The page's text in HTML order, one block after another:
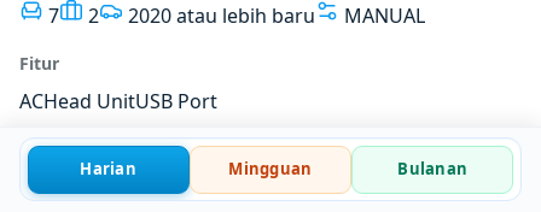
7 2 2020 atau lebih baru MANUAL
Fitur
ACHead UnitUSB Port
Harian Mingguan Bulanan